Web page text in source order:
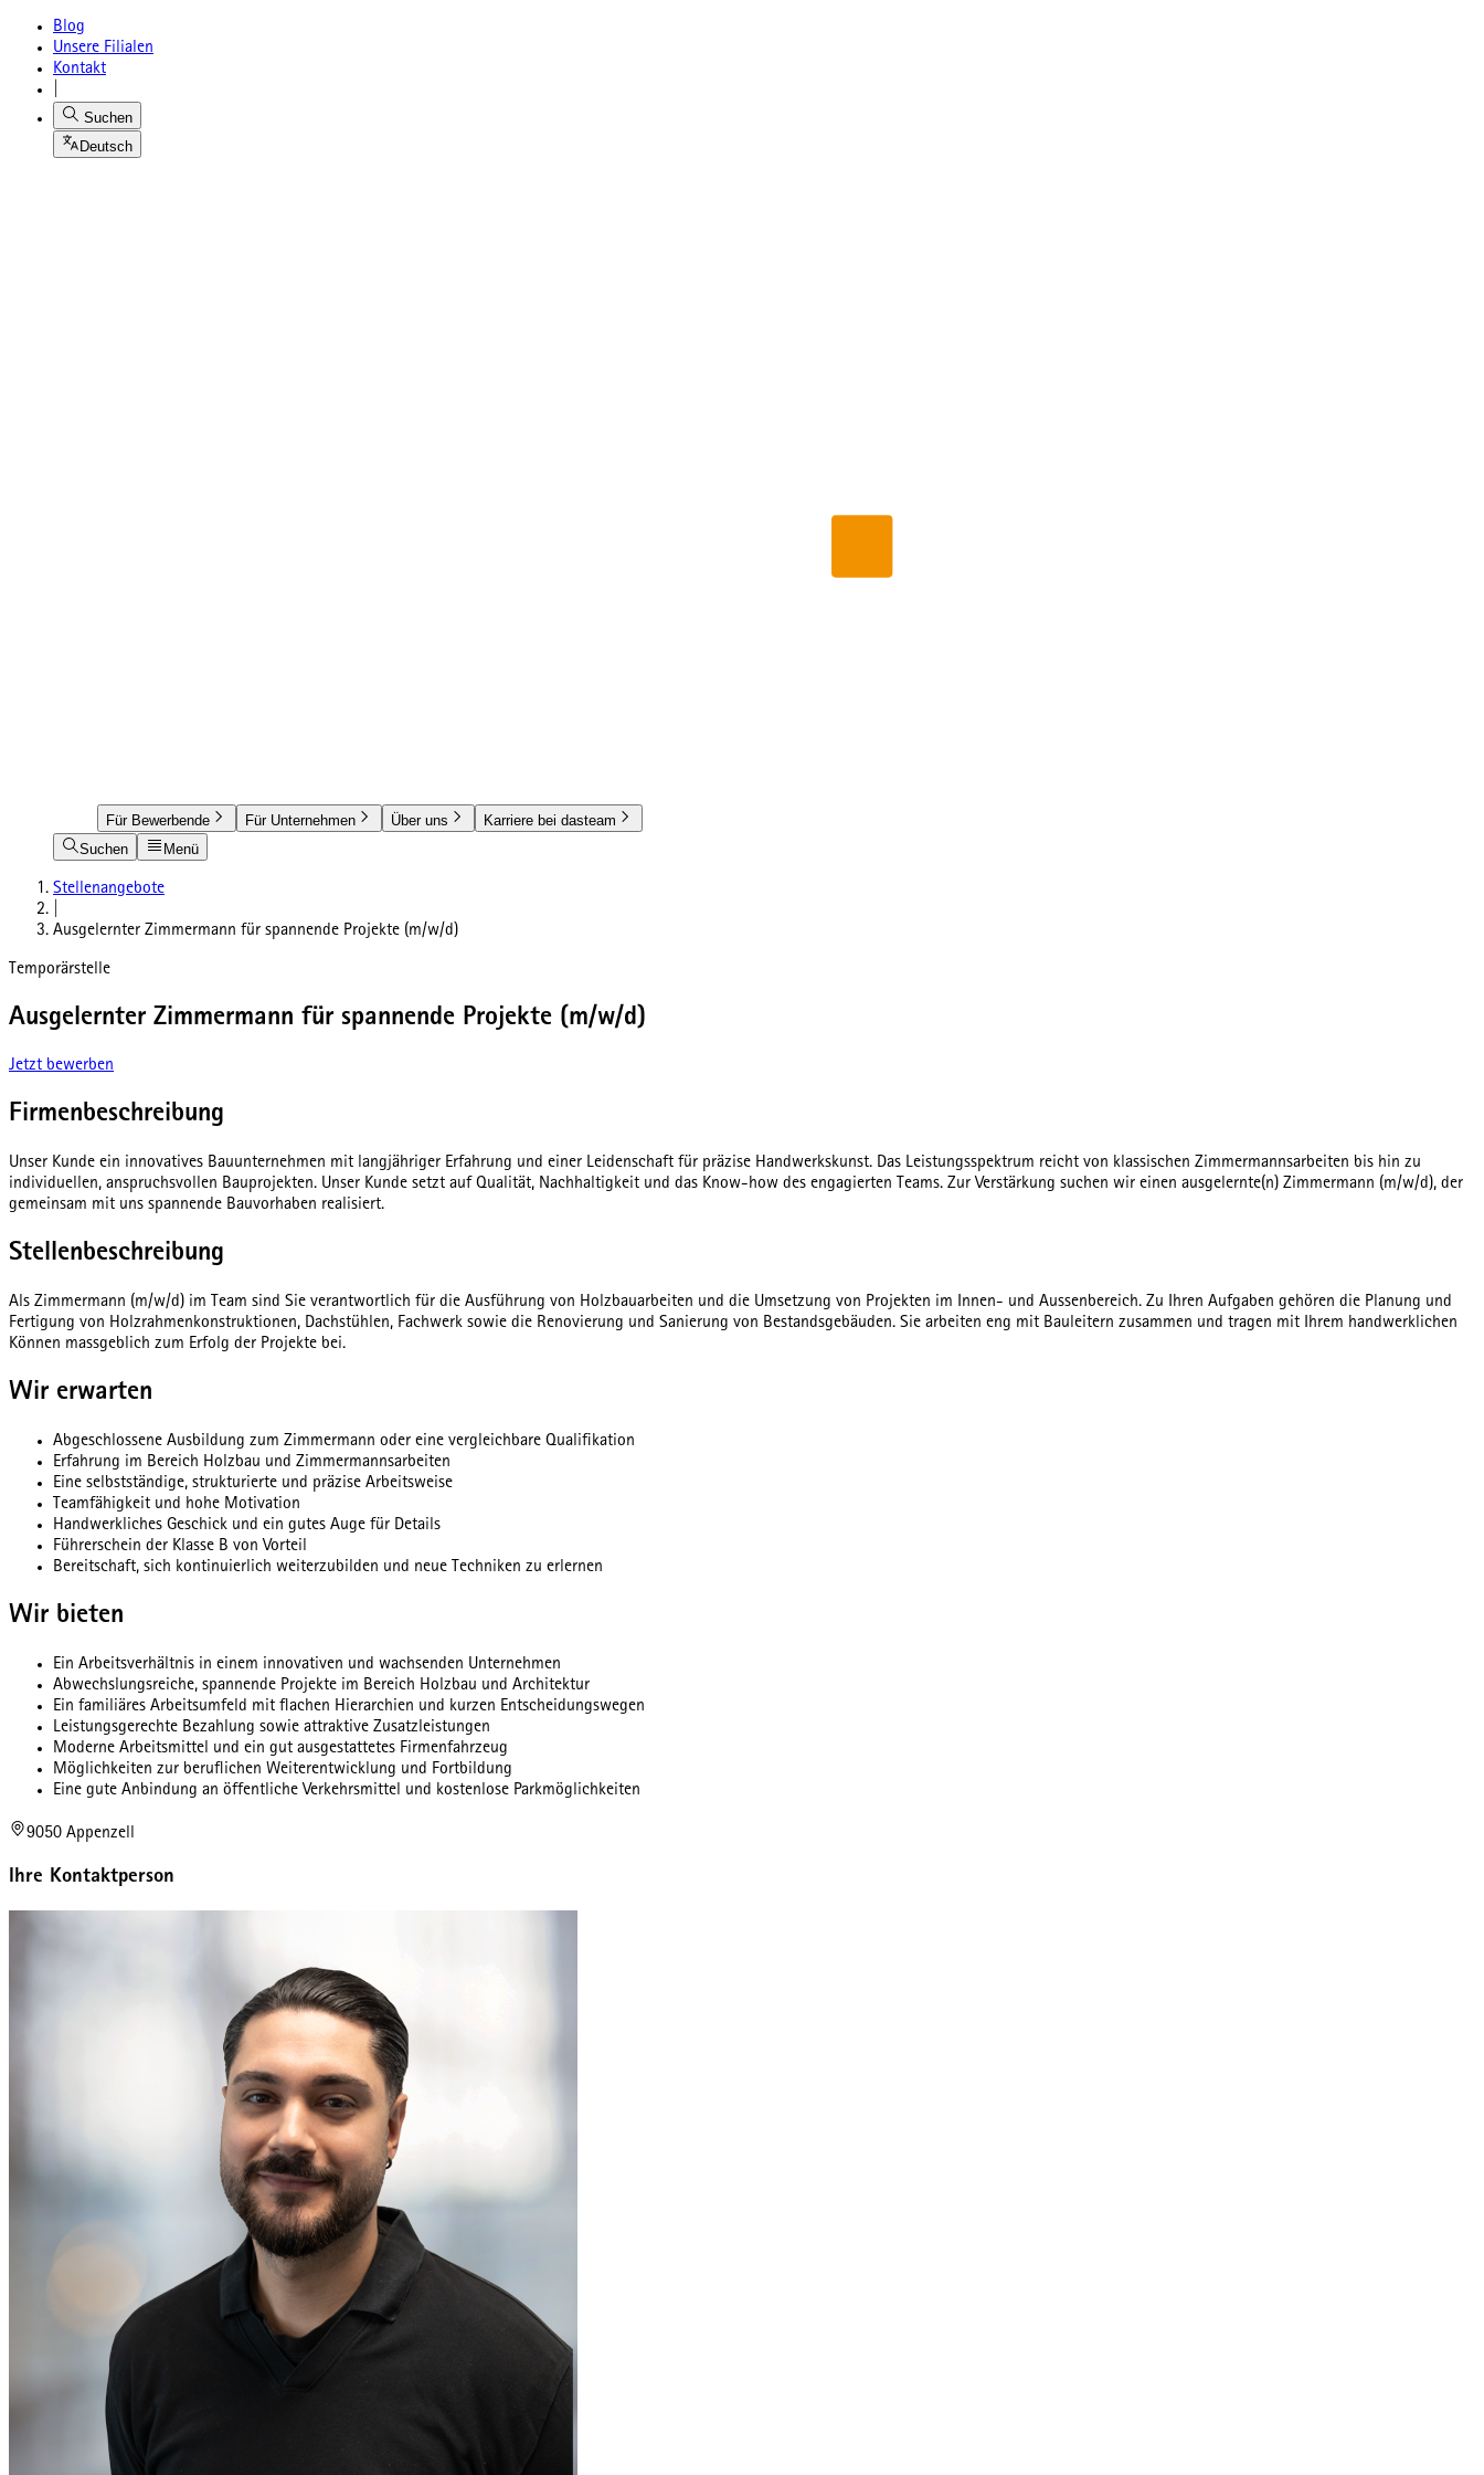
Blog
Unsere Filialen
Kontakt
Suchen
Deutsch
Für Bewerbende Für Unternehmen Über uns
Karriere bei dasteam
Suchen
Menü
Stellenangebote
Ausgelernter Zimmermann für spannende Projekte (m/w/d)
Temporärstelle
Ausgelernter Zimmermann für spannende Projekte (m/w/d)
Jetzt bewerben
Firmenbeschreibung
Unser Kunde ein innovatives Bauunternehmen mit langjähriger Erfahrung und einer Leidenschaft für präzise Handwerkskunst. Das Leistungsspektrum reicht von klassischen Zimmermannsarbeiten bis hin zu
individuellen, anspruchsvollen Bauprojekten. Unser Kunde setzt auf Qualität, Nachhaltigkeit und das Know-how des engagierten Teams. Zur Verstärkung suchen wir einen ausgelernte(n) Zimmermann (m/w/d), der
gemeinsam mit uns spannende Bauvorhaben realisiert.
Stellenbeschreibung
Als Zimmermann (m/w/d) im Team sind Sie verantwortlich für die Ausführung von Holzbauarbeiten und die Umsetzung von Projekten im Innen- und Aussenbereich. Zu Ihren Aufgaben gehören die Planung und
Fertigung von Holzrahmenkonstruktionen, Dachstühlen, Fachwerk sowie die Renovierung und Sanierung von Bestandsgebäuden. Sie arbeiten eng mit Bauleitern zusammen und tragen mit Ihrem handwerklichen
Können massgeblich zum Erfolg der Projekte bei.
Wir erwarten
Abgeschlossene Ausbildung zum Zimmermann oder eine vergleichbare Qualifikation
Erfahrung im Bereich Holzbau und Zimmermannsarbeiten
Eine selbstständige, strukturierte und präzise Arbeitsweise
Teamfähigkeit und hohe Motivation
Handwerkliches Geschick und ein gutes Auge für Details
Führerschein der Klasse B von Vorteil
Bereitschaft, sich kontinuierlich weiterzubilden und neue Techniken zu erlernen
Wir bieten
Ein Arbeitsverhältnis in einem innovativen und wachsenden Unternehmen
Abwechslungsreiche, spannende Projekte im Bereich Holzbau und Architektur
Ein familiäres Arbeitsumfeld mit flachen Hierarchien und kurzen Entscheidungswegen
Leistungsgerechte Bezahlung sowie attraktive Zusatzleistungen
Moderne Arbeitsmittel und ein gut ausgestattetes Firmenfahrzeug
Möglichkeiten zur beruflichen Weiterentwicklung und Fortbildung
Eine gute Anbindung an öffentliche Verkehrsmittel und kostenlose Parkmöglichkeiten
9050 Appenzell
Ihre Kontaktperson